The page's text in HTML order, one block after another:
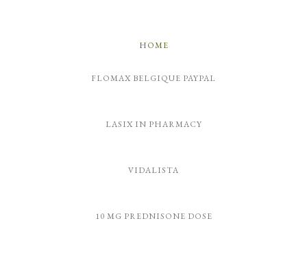
HOME
FLOMAX BELGIQUE PAYPAL
LASIX IN PHARMACY
VIDALISTA
10 MG PREDNISONE DOSE